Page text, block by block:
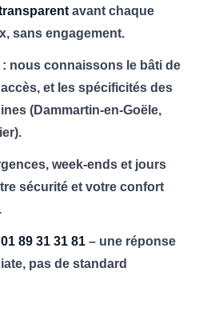
avant chaque
sans engagement.
: nous connaissons le bâti de
et les spécificités des
(Dammartin-en-Goële,
week-ends et jours
sécurité et votre confort
01 89 31 31 81 – une réponse
pas de standard